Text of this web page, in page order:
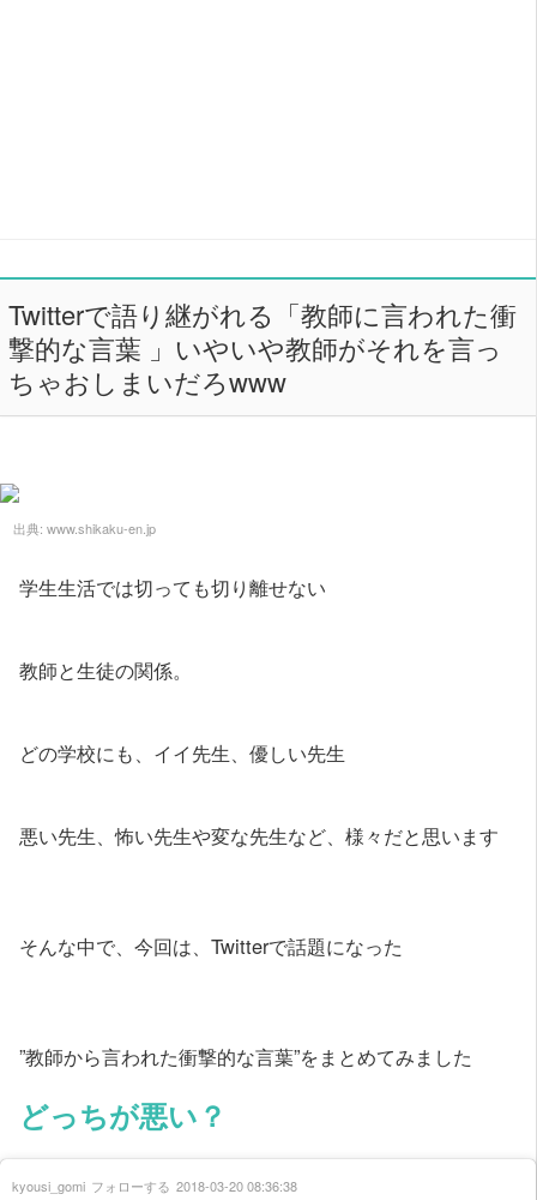
Twitterで語り継がれる「教師に言われた衝
撃的な言葉 」いやいや教師がそれを言っ
ちゃおしまいだろwww
出典: www.shikaku-en.jp
学生生活では切っても切り離せない
教師と生徒の関係。
どの学校にも、イイ先生、優しい先生
悪い先生、怖い先生や変な先生など、様々だと思います
そんな中で、今回は、Twitterで話題になった
”教師から言われた衝撃的な言葉”をまとめてみました
どっちが悪い？
kyousi_gomi フォローする 2018-03-20 08:36:38